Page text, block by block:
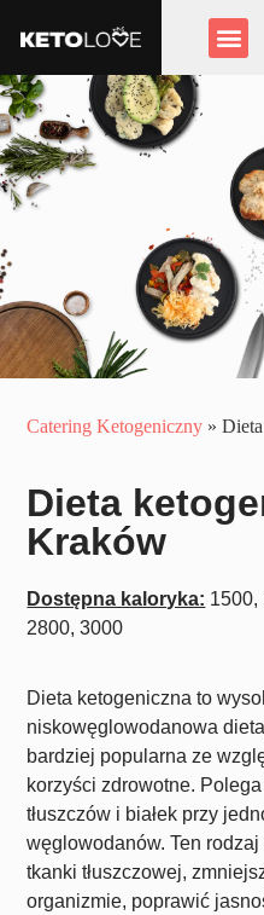
Catering Ketogeniczny »
Dieta
Kraków
Dostępna kaloryka: 1500,
2800, 3000
Dieta ketogeniczna to
niskowęglowodanowa
bardziej popularna ze
korzyści zdrowotne.
tłuszczów i białek przy
węglowodanów. Ten
tkanki tłuszczowej,
organizmie, poprawić